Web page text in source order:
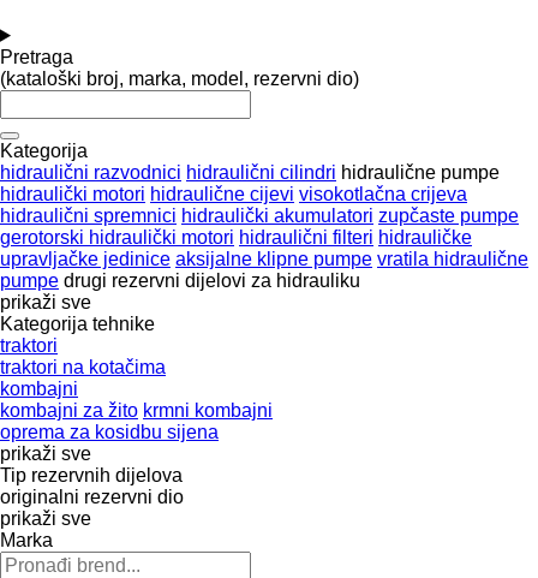
Pretraga
(kataloški broj, marka, model, rezervni dio)
Kategorija
hidraulični razvodnici hidraulični cilindri hidraulične pumpe
hidraulički motori hidraulične cijevi visokotlačna crijeva
hidraulični spremnici hidraulički akumulatori zupčaste pumpe
gerotorski hidraulički motori hidraulični filteri hidrauličke
upravljačke jedinice aksijalne klipne pumpe vratila hidraulične
pumpe drugi rezervni dijelovi za hidrauliku
prikaži sve
Kategorija tehnike
traktori
traktori na kotačima
kombajni
kombajni za žito krmni kombajni
oprema za kosidbu sijena
prikaži sve
Tip rezervnih dijelova
originalni rezervni dio
prikaži sve
Marka